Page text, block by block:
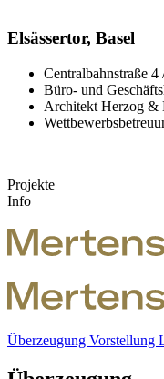
Elsässertor, Basel
Centralbahnstraße
Büro- und
Architekt Herzog &
Projekte
Info
Überzeugung Vorstellung